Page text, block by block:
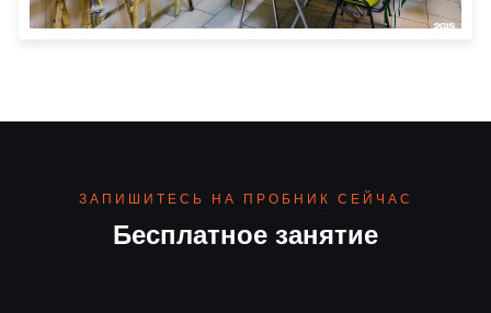
Бесплатное занятие
ЗАПИШИТЕСЬ НА ПРОБНИК СЕЙЧАС